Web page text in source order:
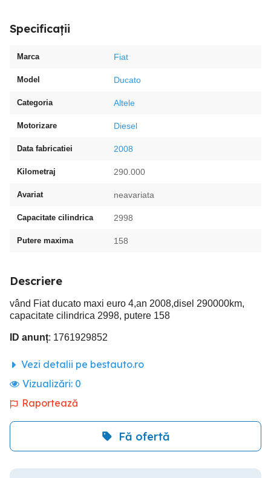
Specificații
Marca Fiat
Model Ducato
Categoria Altele
Motorizare Diesel
Data fabricatiei 2008
Kilometraj 290.000
Avariat neavariata
Capacitate cilindrica 2998
Putere maxima 158
Descriere
vând Fiat ducato maxi euro 4,an 2008,disel 290000km,
capacitate cilindrica 2998, putere 158
ID anunț: 1761929852
Vezi detalii pe bestauto.ro
Vizualizări: 0
Raportează
Fă ofertă